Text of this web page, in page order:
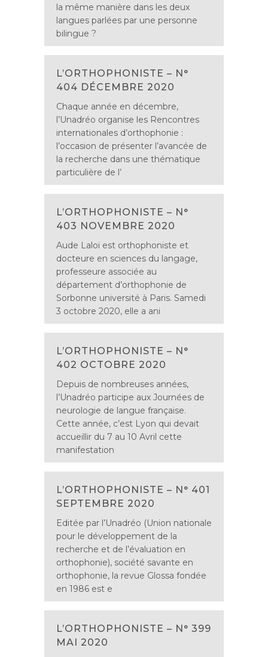
la même manière dans les deux
langues parlées par une personne
bilingue ?
L’ORTHOPHONISTE – N°
404 DÉCEMBRE 2020
Chaque année en décembre,
l’Unadréo organise les Rencontres
internationales d’orthophonie :
l’occasion de présenter l’avancée de
la recherche dans une thématique
particulière de l’
L’ORTHOPHONISTE – N°
403 NOVEMBRE 2020
Aude Laloi est orthophoniste et
docteure en sciences du langage,
professeure associée au
département d’orthophonie de
Sorbonne université à Paris. Samedi
3 octobre 2020, elle a ani
L’ORTHOPHONISTE – N°
402 OCTOBRE 2020
Depuis de nombreuses années,
l’Unadréo participe aux Journées de
neurologie de langue française.
Cette année, c’est Lyon qui devait
accueillir du 7 au 10 Avril cette
manifestation
L’ORTHOPHONISTE – N° 401
SEPTEMBRE 2020
Editée par l’Unadréo (Union nationale
pour le développement de la
recherche et de l’évaluation en
orthophonie), société savante en
orthophonie, la revue Glossa fondée
en 1986 est e
L’ORTHOPHONISTE – N° 399
MAI 2020